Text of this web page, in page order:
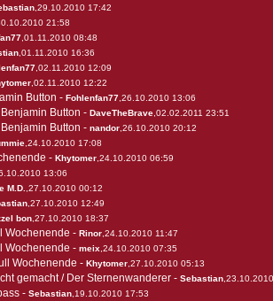
,29.10.2010 17:42
21:58
,01.11.2010 08:48
,01.11.2010 16:36
,02.11.2010 12:09
,02.11.2010 12:22
Button - Fohlenfan77 ,26.10.2010 13:06
Button - DaveTheBrave ,02.02.2011 23:51
Button - nandor ,26.10.2010 20:12
,24.10.2010 17:08
- Khytomer ,24.10.2010 06:59
13:06
M.D. ,27.10.2010 00:12
,27.10.2010 12:49
bon ,27.10.2010 18:37
Wochenende - Rinor ,24.10.2010 11:47
Wochenende - meix ,24.10.2010 07:35
Wochenende - Khytomer ,27.10.2010 05:13
gemacht / Der Sternenwanderer - Sebastian
- Sebastian ,19.10.2010 17:53